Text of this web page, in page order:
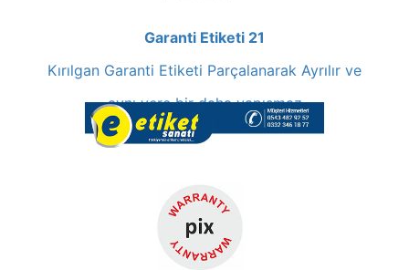
Garanti Etiketi 21
Kırılgan Garanti Etiketi Parçalanarak Ayrılır ve
aynı yere bir daha yapışmaz